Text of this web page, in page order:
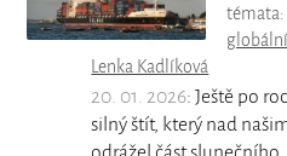
témata:
Lenka Kadlíková
20. 01. 2026: Ještě po
silný štít, který nad